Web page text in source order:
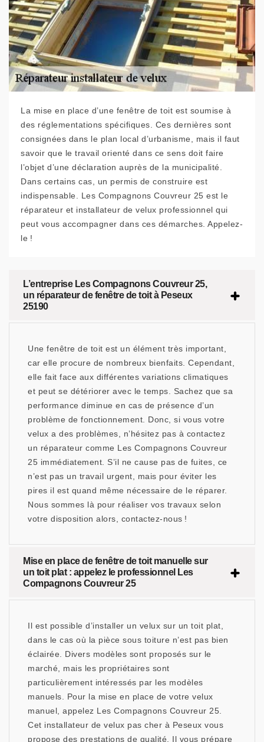
La mise en place d’une fenêtre de toit est soumise à
des réglementations spécifiques. Ces dernières sont
consignées dans le plan local d’urbanisme, mais il faut
savoir que le travail orienté dans ce sens doit faire
l’objet d’une déclaration auprès de la municipalité.
Dans certains cas, un permis de construire est
indispensable. Les Compagnons Couvreur 25 est le
réparateur et installateur de velux professionnel qui
peut vous accompagner dans ces démarches. Appelez-
le !
L’entreprise Les Compagnons Couvreur 25,
un réparateur de fenêtre de toit à Peseux
25190
Une fenêtre de toit est un élément très important,
car elle procure de nombreux bienfaits. Cependant,
elle fait face aux différentes variations climatiques
et peut se détériorer avec le temps. Sachez que sa
performance diminue en cas de présence d’un
problème de fonctionnement. Donc, si vous votre
velux a des problèmes, n’hésitez pas à contactez
un réparateur comme Les Compagnons Couvreur
25 immédiatement. S’il ne cause pas de fuites, ce
n’est pas un travail urgent, mais pour éviter les
pires il est quand même nécessaire de le réparer.
Nous sommes là pour réaliser vos travaux selon
votre disposition alors, contactez-nous !
Mise en place de fenêtre de toit manuelle sur
un toit plat : appelez le professionnel Les
Compagnons Couvreur 25
Il est possible d’installer un velux sur un toit plat,
dans le cas où la pièce sous toiture n’est pas bien
éclairée. Divers modèles sont proposés sur le
marché, mais les propriétaires sont
particulièrement intéressés par les modèles
manuels. Pour la mise en place de votre velux
manuel, appelez Les Compagnons Couvreur 25.
Cet installateur de velux pas cher à Peseux vous
propose des prestations de qualité. Il vous prépare